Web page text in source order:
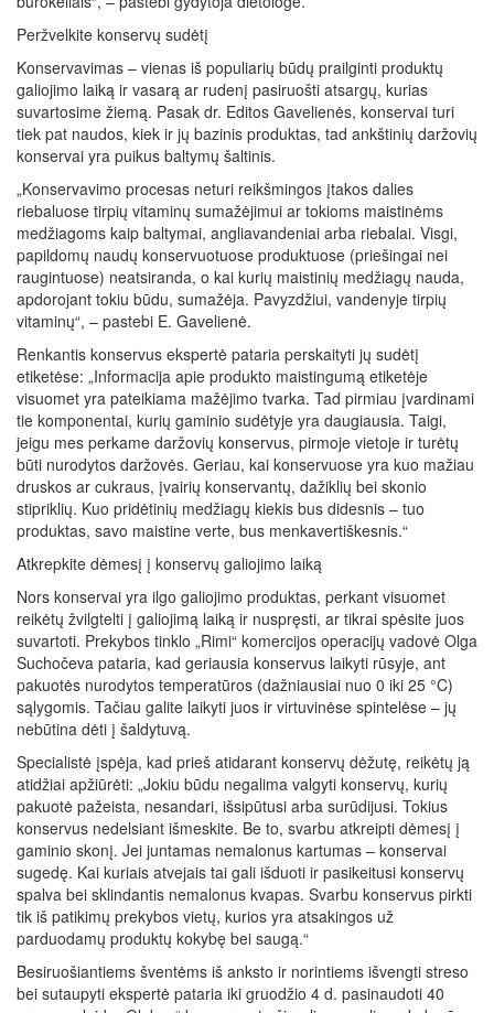
Peržvelkite konservų sudėtį
Konservavimas – vienas iš populiarių būdų prailginti produktų
galiojimo laiką ir vasarą ar rudenį pasiruošti atsargų, kurias
suvartosime žiemą. Pasak dr. Editos Gavelienės, konservai turi
tiek pat naudos, kiek ir jų bazinis produktas, tad ankštinių daržovių
konservai yra puikus baltymų šaltinis.
„Konservavimo procesas neturi reikšmingos įtakos dalies
riebaluose tirpių vitaminų sumažėjimui ar tokioms maistinėms
medžiagoms kaip baltymai, angliavandeniai arba riebalai. Visgi,
papildomų naudų konservuotuose produktuose (priešingai nei
raugintuose) neatsiranda, o kai kurių maistinių medžiagų nauda,
apdorojant tokiu būdu, sumažėja. Pavyzdžiui, vandenyje tirpių
vitaminų“, – pastebi E. Gavelienė.
Renkantis konservus ekspertė pataria perskaityti jų sudėtį
etiketėse: „Informacija apie produkto maistingumą etiketėje
visuomet yra pateikiama mažėjimo tvarka. Tad pirmiau įvardinami
tie komponentai, kurių gaminio sudėtyje yra daugiausia. Taigi,
jeigu mes perkame daržovių konservus, pirmoje vietoje ir turėtų
būti nurodytos daržovės. Geriau, kai konservuose yra kuo mažiau
druskos ar cukraus, įvairių konservantų, dažiklių bei skonio
stipriklių. Kuo pridėtinių medžiagų kiekis bus didesnis – tuo
produktas, savo maistine verte, bus menkavertiškesnis.“
Atkrepkite dėmesį į konservų galiojimo laiką
Nors konservai yra ilgo galiojimo produktas, perkant visuomet
reikėtų žvilgtelti į galiojimą laiką ir nuspręsti, ar tikrai spėsite juos
suvartoti. Prekybos tinklo „Rimi“ komercijos operacijų vadovė Olga
Suchočeva pataria, kad geriausia konservus laikyti rūsyje, ant
pakuotės nurodytos temperatūros (dažniausiai nuo 0 iki 25 °C)
sąlygomis. Tačiau galite laikyti juos ir virtuvinėse spintelėse – jų
nebūtina dėti į šaldytuvą.
Specialistė įspėja, kad prieš atidarant konservų dėžutę, reikėtų ją
atidžiai apžiūrėti: „Jokiu būdu negalima valgyti konservų, kurių
pakuotė pažeista, nesandari, išsipūtusi arba surūdijusi. Tokius
konservus nedelsiant išmeskite. Be to, svarbu atkreipti dėmesį į
gaminio skonį. Jei juntamas nemalonus kartumas – konservai
sugedę. Kai kuriais atvejais tai gali išduoti ir pasikeitusi konservų
spalva bei sklindantis nemalonus kvapas. Svarbu konservus pirkti
tik iš patikimų prekybos vietų, kurios yra atsakingos už
parduodamų produktų kokybę bei saugą.“
Besiruošiantiems šventėms iš anksto ir norintiems išvengti streso
bei sutaupyti ekspertė pataria iki gruodžio 4 d. pasinaudoti 40